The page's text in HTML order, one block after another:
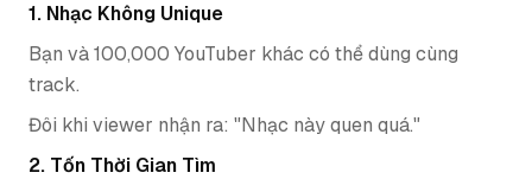
1. Nhạc Không Unique
Bạn và 100,000 YouTuber khác có thể dùng cùng
track.
Đôi khi viewer nhận ra: "Nhạc này quen quá."
2. Tốn Thời Gian Tìm